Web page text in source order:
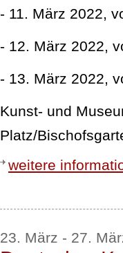
- 11. März 2022,
- 12. März 2022,
- 13. März 2022,
Kunst- und
Platz/
weitere
23. März - 27.